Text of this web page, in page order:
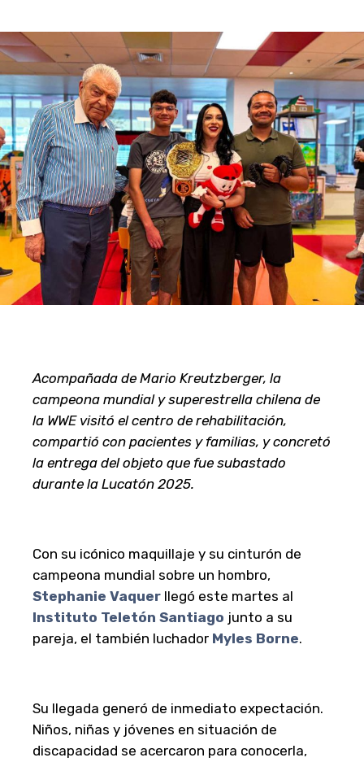
Acompañada de Mario Kreutzberger, la
campeona mundial y superestrella chilena de
la WWE visitó el centro de rehabilitación,
compartió con pacientes y familias, y concretó
la entrega del objeto que fue subastado
durante la Lucatón 2025.
Con su icónico maquillaje y su cinturón de
campeona mundial sobre un hombro,
Stephanie Vaquer llegó este martes al
Instituto Teletón Santiago junto a su
pareja, el también luchador Myles Borne.
Su llegada generó de inmediato expectación.
Niños, niñas y jóvenes en situación de
discapacidad se acercaron para conocerla,